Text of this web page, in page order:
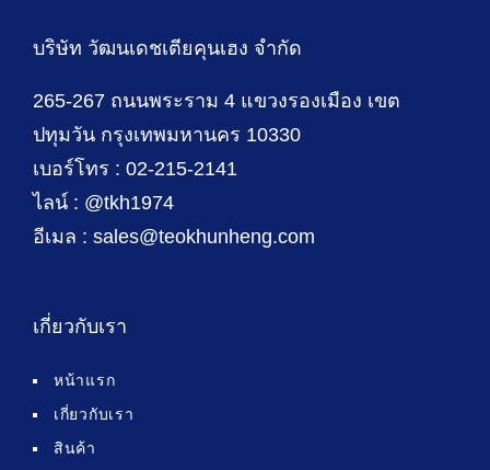
บริษัท วัฒนเดชเตียคุนเฮง จำกัด
265-267 ถนนพระราม 4 แขวงรองเมือง เขต
ปทุมวัน กรุงเทพมหานคร 10330
เบอร์โทร : 02-215-2141
ไลน์ : @tkh1974
อีเมล : sales@teokhunheng.com
เกี่ยวกับเรา
หน้าแรก
เกี่ยวกับเรา
สินค้า